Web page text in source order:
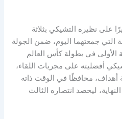
على نظيره التشيكي بثلاثة
التي جمعتهما اليوم، ضمن الجولة
الأولى في بطولة كأس العالم
أفضليته على مجريات اللقاء،
أهداف، محافظًا في الوقت ذاته
ليحصد انتصاره الثالث